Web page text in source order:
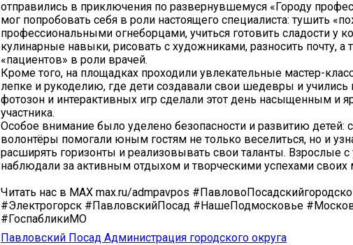
отправились в приключения по развернувшемуся «Городу
мог попробовать себя в роли настоящего специалиста: тушить
профессиональными огнеборцами, учиться готовить сладости у
кулинарные навыки, рисовать с художниками, разносить почту, а
«пациентов» в роли врачей.
Кроме того, на площадках проходили увлекательные мастер-
лепке и рукоделию, где дети создавали свои шедевры и
фотозон и интерактивных игр сделали этот день насыщенным и
участника.
Особое внимание было уделено безопасности и развитию детей:
волонтёры помогали юным гостям не только веселиться, но и
расширять горизонты и реализовывать свои таланты. Взрослые
наблюдали за активным отдыхом и творческими успехами
Читать нас в MAX max.ru/admpavpos
#Электрогорск #ПавловскийПосад #НашеПодмосковье
#ГоспабликиМО
Павловский Посад Администрация городского округа